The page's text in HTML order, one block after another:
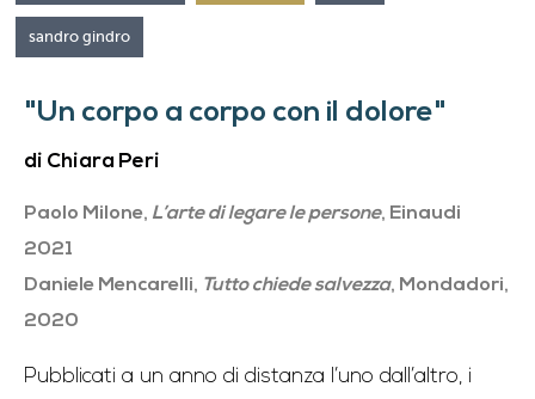
sandro gindro
"Un corpo a corpo con il dolore"
di Chiara Peri
Paolo Milone, L’arte di legare le persone, Einaudi
2021
Daniele Mencarelli, Tutto chiede salvezza, Mondadori,
2020
Pubblicati a un anno di distanza l’uno dall’altro, i